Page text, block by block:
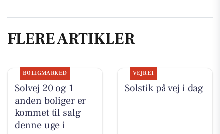
FLERE ARTIKLER
BOLIGMARKED
Solvej 20 og 1
anden boliger er
kommet til salg
denne uge i
VEJRET
Solstik på vej i dag